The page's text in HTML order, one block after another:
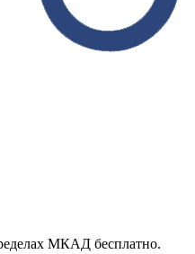
МКАД бесплатно.